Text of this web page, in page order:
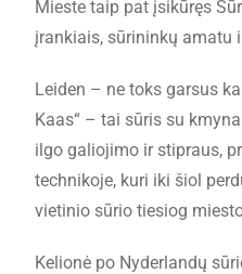
Mieste taip pat įsikūręs
įrankiais, sūrininkų amatu
Leiden – ne toks garsus
Kaas“ – tai sūris su
ilgo galiojimo ir stipraus,
technikoje, kuri iki šiol
vietinio sūrio tiesiog
Kelionė po Nyderlandų